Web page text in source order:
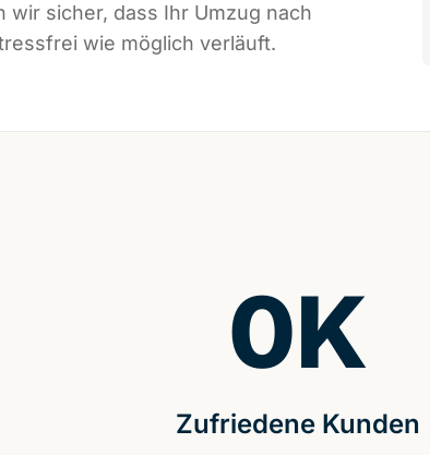
sicher, dass Ihr Umzug nach
wie möglich verläuft.
Zufriedene Kunden
0K